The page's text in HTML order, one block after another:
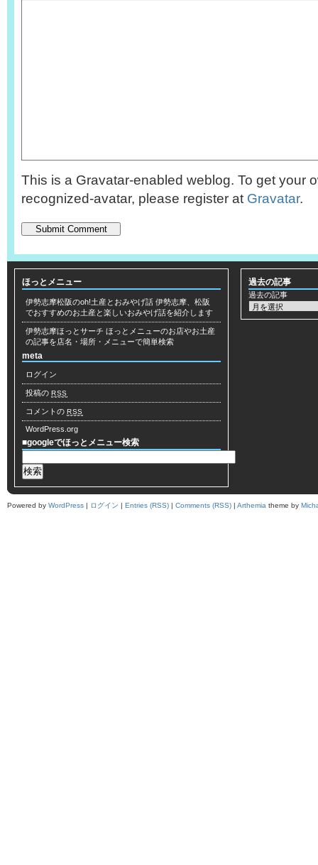
This is a Gravatar-enabled weblog. To get your
recognized-avatar, please register at Gravatar.
ほっとメニュー
伊勢志摩松阪のoh!土産とおみやげ話 伊勢志摩、松阪
でおすすめのお土産と楽しいおみやげ話を紹介します
伊勢志摩ほっとサーチ ほっとメニューのお店やお土産
の記事を店名・場所・メニューで簡単検索
meta
ログイン
投稿の RSS
コメントの RSS
WordPress.org
■googleでほっとメニュー検索
過去の記事
過去の記事
Powered by WordPress | ログイン | Entries (RSS) | Comments (RSS) | Arthemia theme by